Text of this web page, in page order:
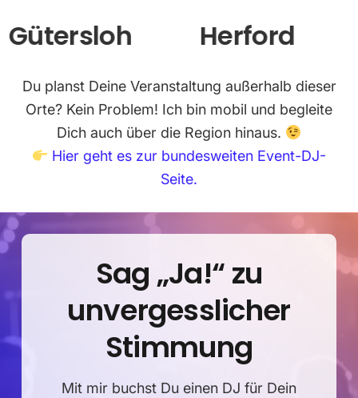
Herford
Du planst Deine Veranstaltung außerhalb dieser
Orte? Kein Problem! Ich bin mobil und begleite
Dich auch über die Region hinaus.
Hier geht es zur bundesweiten Event-DJ-
Seite.
Sag „Ja!“ zu
unvergesslicher
Stimmung
Mit mir buchst Du einen DJ für Dein